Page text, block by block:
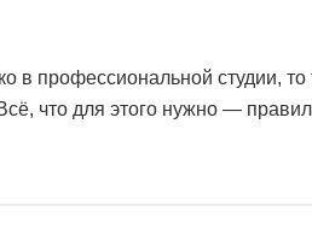
в профессиональной студии,
что для этого нужно —